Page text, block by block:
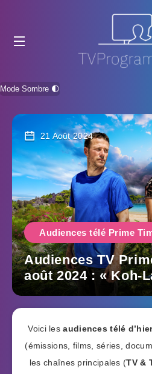
Mode Sombre 🌓
21 Août 2024
Audiences télé Prime
Audiences TV
août 2024 : « Koh-
Voici lesaudiences télé
(émissions, films, séries,
les chaînes principales (TV &